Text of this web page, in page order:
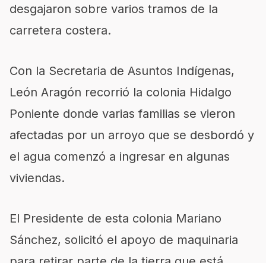
desgajaron sobre varios tramos de la
carretera costera.
Con la Secretaria de Asuntos Indígenas,
León Aragón recorrió la colonia Hidalgo
Poniente donde varias familias se vieron
afectadas por un arroyo que se desbordó y
el agua comenzó a ingresar en algunas
viviendas.
El Presidente de esta colonia Mariano
Sánchez, solicitó el apoyo de maquinaria